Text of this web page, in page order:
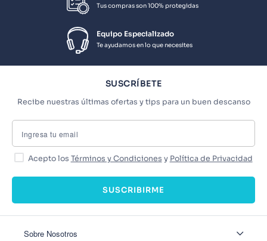
Tus compras son 100% protegidas
Equipo Especializado
Te ayudamos en lo que necesites
SUSCRÍBETE
Recibe nuestras últimas ofertas y tips para un buen descanso
Acepto los Términos y Condiciones y Política de Privacidad
SUSCRIBIRME
Sobre Nosotros